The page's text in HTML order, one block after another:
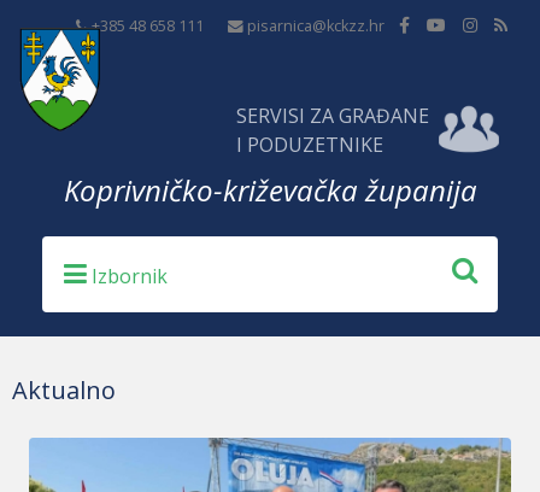
+385 48 658 111 pisarnica@kckzz.hr
SERVISI ZA GRAĐANE
I PODUZETNIKE
Koprivničko-križevačka županija
Aktualno